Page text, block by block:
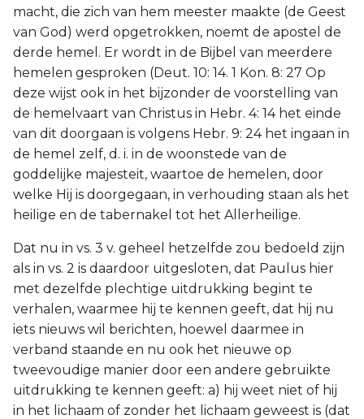
macht, die zich van hem meester maakte (de Geest
van God) werd opgetrokken, noemt de apostel de
derde hemel. Er wordt in de Bijbel van meerdere
hemelen gesproken (Deut. 10: 14. 1 Kon. 8: 27 Op
deze wijst ook in het bijzonder de voorstelling van
de hemelvaart van Christus in Hebr. 4: 14 het einde
van dit doorgaan is volgens Hebr. 9: 24 het ingaan in
de hemel zelf, d. i. in de woonstede van de
goddelijke majesteit, waartoe de hemelen, door
welke Hij is doorgegaan, in verhouding staan als het
heilige en de tabernakel tot het Allerheilige.
Dat nu in vs. 3 v. geheel hetzelfde zou bedoeld zijn
als in vs. 2 is daardoor uitgesloten, dat Paulus hier
met dezelfde plechtige uitdrukking begint te
verhalen, waarmee hij te kennen geeft, dat hij nu
iets nieuws wil berichten, hoewel daarmee in
verband staande en nu ook het nieuwe op
tweevoudige manier door een andere gebruikte
uitdrukking te kennen geeft: a) hij weet niet of hij
in het lichaam of zonder het lichaam geweest is (dat